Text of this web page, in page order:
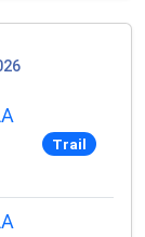
Trail